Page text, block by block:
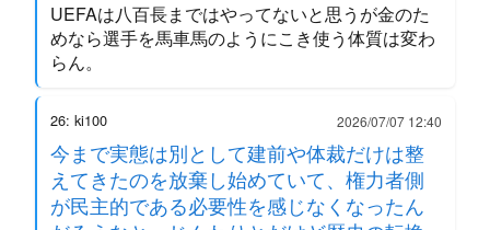
UEFAは八百長まではやってないと思うが金のた
めなら選手を馬車馬のようにこき使う体質は変わ
らん。
26: ki100 2026/07/07 12:40
今まで実態は別として建前や体裁だけは整
えてきたのを放棄し始めていて、権力者側
が民主的である必要性を感じなくなったん